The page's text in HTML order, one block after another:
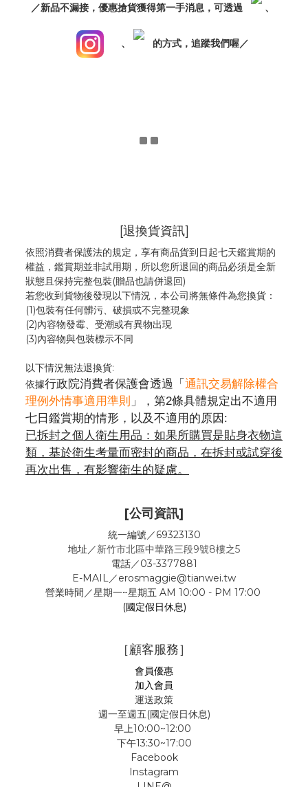
／新品不漏接，優惠搶貨獲得第一手消息，可透過 、
、 的方式，追蹤我們喔／
[退換貨資訊]
依照消費者保護法的規定，享有商品貨到日起七天鑑賞期的
權益，鑑賞期並非試用期，所以您所退回的商品必須是全新
狀態且保持完整包裝(贈品也請併退回)
若您收到貨物後發現以下情況，本公司將無條件為您換貨：
(1)包裝有任何髒污、破損或不完整現象
(2)內容物發霉、 受潮或有異物出現
(3)內容物與包裝標示不同
以下情況無法退換貨:
依據行政院消費者保護會透過「 通訊交易解除權合
理例外情事適用準則 」，第2條具體規定出不適用
七日鑑賞期的情形，以及不適用的原因:
已拆封之個人衛生用品：如果所購買是貼身衣物這
類，基於衛生考量而密封的商品，在拆封或試穿後
再次出售，有影響衛生的疑慮。
[公司資訊]
統一編號／69323130
地址／新竹市北區中華路三段9號8樓之5
電話／03-3377881
E-MAIL／erosmaggie@tianwei.tw
營業時間／星期一~星期五 AM 10:00 - PM 17:00
(國定假日休息)
［顧客服務］
會員優惠
加入會員
運送政策
週一至週五(國定假日休息)
早上10:00~12:00
下午13:30~17:00
Facebook
Instagram